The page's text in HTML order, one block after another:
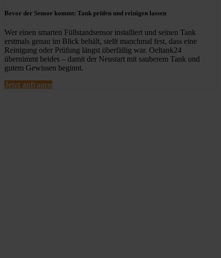
Bevor der Sensor kommt: Tank prüfen und reinigen lassen
Wer einen smarten Füllstandsensor installiert und seinen Tank
erstmals genau im Blick behält, stellt manchmal fest, dass eine
Reinigung oder Prüfung längst überfällig war. Oeltank24
übernimmt beides – damit der Neustart mit sauberem Tank und
gutem Gewissen beginnt.
Jetzt anfragen